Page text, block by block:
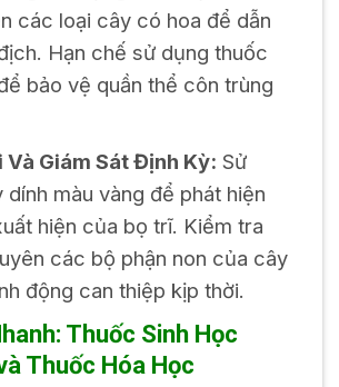
các loại cây có hoa để dẫn
Hạn chế sử dụng thuốc
bảo vệ quần thể côn trùng
Và Giám Sát Định Kỳ: Sử
dính màu vàng để phát hiện
hiện của bọ trĩ. Kiểm tra
các bộ phận non của cây
động can thiệp kịp thời.
Thuốc Sinh Học
Thuốc Hóa Học